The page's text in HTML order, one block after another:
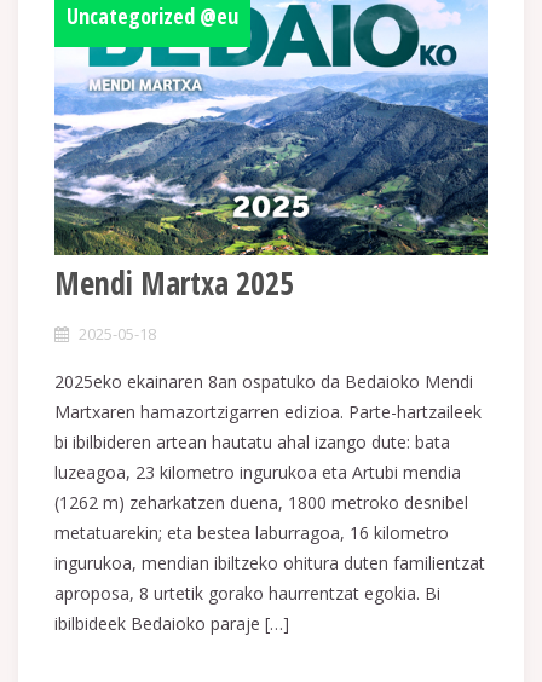
Uncategorized @eu
Mendi Martxa 2025
2025-05-18
2025eko ekainaren 8an ospatuko da Bedaioko Mendi
Martxaren hamazortzigarren edizioa. Parte-hartzaileek
bi ibilbideren artean hautatu ahal izango dute: bata
luzeagoa, 23 kilometro ingurukoa eta Artubi mendia
(1262 m) zeharkatzen duena, 1800 metroko desnibel
metatuarekin; eta bestea laburragoa, 16 kilometro
ingurukoa, mendian ibiltzeko ohitura duten familientzat
aproposa, 8 urtetik gorako haurrentzat egokia. Bi
ibilbideek Bedaioko paraje […]